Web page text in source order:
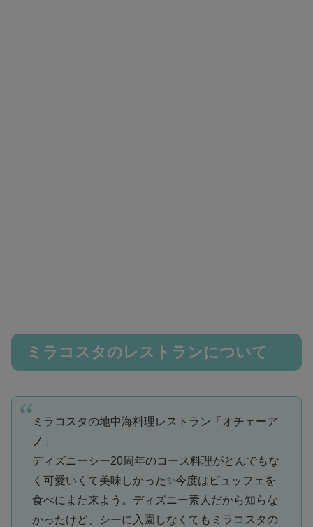
ミラコスタのレストランについて
ミラコスタの地中海料理レストラン「オチェーア
ノ」
ディズニーシー20周年のコース料理がとんでもな
く可愛いくて美味しかった✨今度はビュッフェを
食べにまた来よう。ディズニー素人だから知らな
かったけど、シーに入園しなくてもミラコスタの